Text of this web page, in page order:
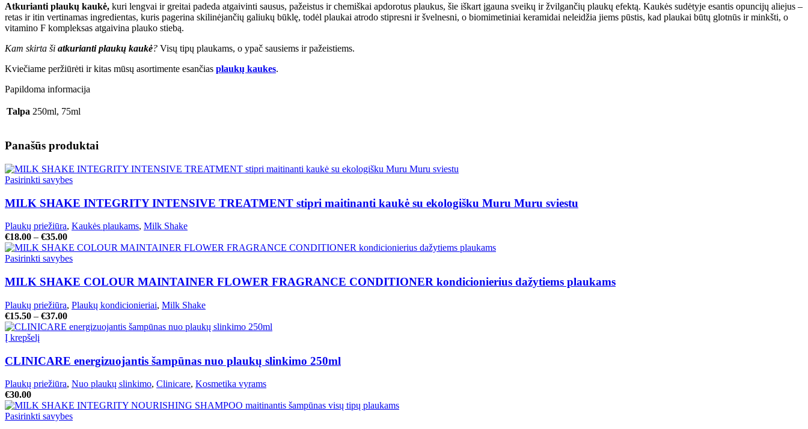
Atkurianti plaukų kaukė, kuri lengvai ir greitai padeda atgaivinti sausus, pažeistus ir chemiškai apdorotus plaukus, šie iškart įgauna sveikų ir žvilgančių plaukų efektą. Kaukės sudėtyje esantis opuncijų aliejus –
retas ir itin vertinamas ingredientas, kuris pagerina skilinėjančių galiukų būklę, todėl plaukai atrodo stipresni ir švelnesni, o biomimetiniai keramidai neleidžia jiems pūstis, kad plaukai būtų glotnūs ir minkšti, o
vitamino F kompleksas atgaivina plauko stiebą.
Kam skirta ši atkurianti plaukų kaukė? Visų tipų plaukams, o ypač sausiems ir pažeistiems.
Kviečiame peržiūrėti ir kitas mūsų asortimente esančias plaukų kaukes.
Papildoma informacija
Talpa 250ml, 75ml
Panašūs produktai
Pasirinkti savybes
MILK SHAKE INTEGRITY INTENSIVE TREATMENT stipri maitinanti kaukė su ekologišku Muru Muru sviestu
Plaukų priežiūra, Kaukės plaukams, Milk Shake
€18.00 – €35.00
Pasirinkti savybes
MILK SHAKE COLOUR MAINTAINER FLOWER FRAGRANCE CONDITIONER kondicionierius dažytiems plaukams
Plaukų priežiūra, Plaukų kondicionieriai, Milk Shake
€15.50 – €37.00
Į krepšelį
CLINICARE energizuojantis šampūnas nuo plaukų slinkimo 250ml
Plaukų priežiūra, Nuo plaukų slinkimo, Clinicare, Kosmetika vyrams
€30.00
Pasirinkti savybes